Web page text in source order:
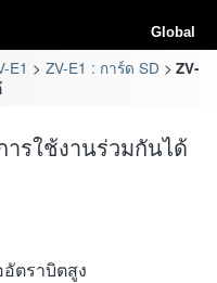
Global
E1 ZV-E1 : การ์ด SD
ZV-
ารใช้งานร่วมกันได้
ตราบิตสูง